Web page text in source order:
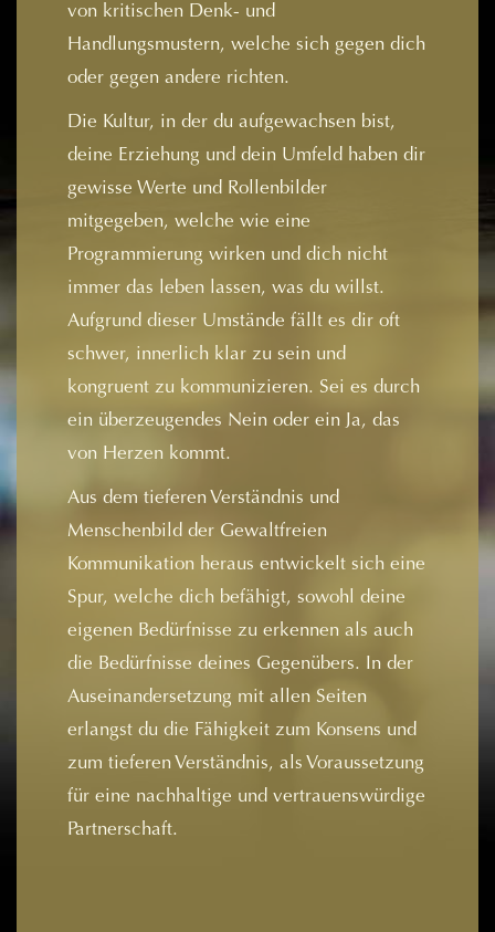
von kritischen Denk- und
Handlungsmustern, welche sich gegen dich
oder gegen andere richten.
Die Kultur, in der du aufgewachsen bist,
deine Erziehung und dein Umfeld haben dir
gewisse Werte und Rollenbilder
mitgegeben, welche wie eine
Programmierung wirken und dich nicht
immer das leben lassen, was du willst.
Aufgrund dieser Umstände fällt es dir oft
schwer, innerlich klar zu sein und
kongruent zu kommunizieren. Sei es durch
ein überzeugendes Nein oder ein Ja, das
von Herzen kommt.
Aus dem tieferen Verständnis und
Menschenbild der Gewaltfreien
Kommunikation heraus entwickelt sich eine
Spur, welche dich befähigt, sowohl deine
eigenen Bedürfnisse zu erkennen als auch
die Bedürfnisse deines Gegenübers. In der
Auseinandersetzung mit allen Seiten
erlangst du die Fähigkeit zum Konsens und
zum tieferen Verständnis, als Voraussetzung
für eine nachhaltige und vertrauenswürdige
Partnerschaft.